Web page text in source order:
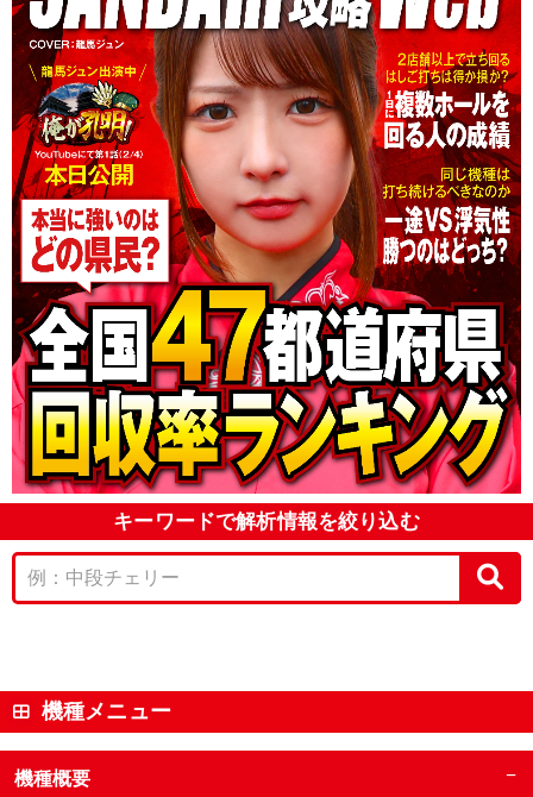
キーワードで解析情報を絞り込む
機種メニュー
機種概要 −